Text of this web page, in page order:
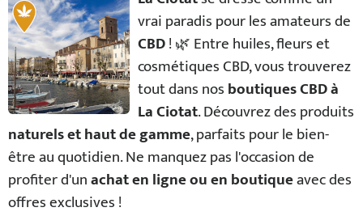
vrai paradis pour les amateurs de
CBD! 🌿 Entre huiles, fleurs et
cosmétiques CBD, vous trouverez
tout dans nosboutiques CBD à
La Ciotat. Découvrez des produits
naturels et haut de gamme, parfaits pour le bien-
être au quotidien. Ne manquez pas l'occasion de
profiter d'unachat en ligne ou en boutiqueavec des
offres exclusives !